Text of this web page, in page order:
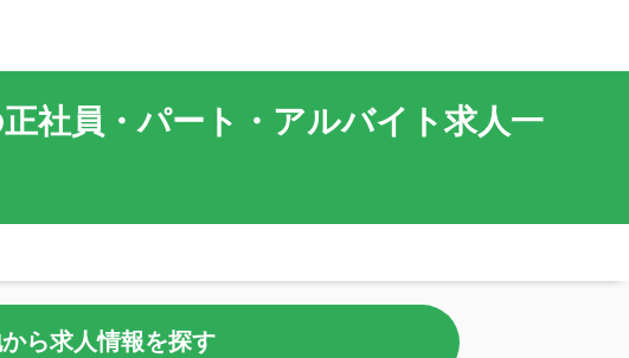
社員・パート・アルバイト求人一
ら求人情報を探す